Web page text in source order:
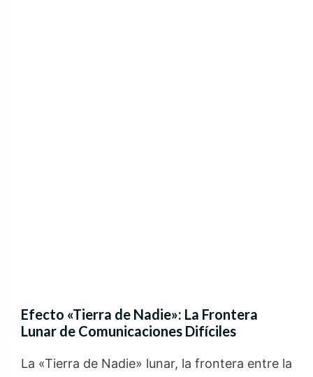
Efecto «Tierra de Nadie»: La Frontera
Lunar de Comunicaciones Difíciles
La «Tierra de Nadie» lunar, la frontera entre la